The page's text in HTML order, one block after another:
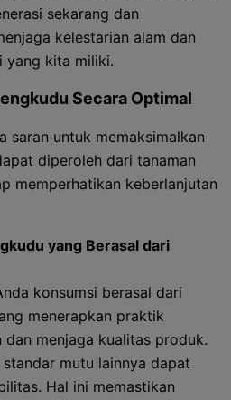
sekarang dan
kelestarian alam dan
yang kita miliki.
Secara Optimal
saran untuk memaksimalkan
diperoleh dari tanaman
memperhatikan keberlanjutan
yang Berasal dari
konsumsi berasal dari
menerapkan praktik
menjaga kualitas produk.
mutu lainnya dapat
Hal ini memastikan